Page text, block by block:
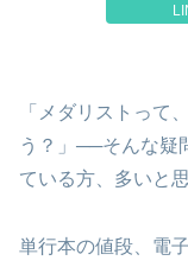
「メダリストって
う？」──そんな疑
ている方、多いと
単行本の値段、電